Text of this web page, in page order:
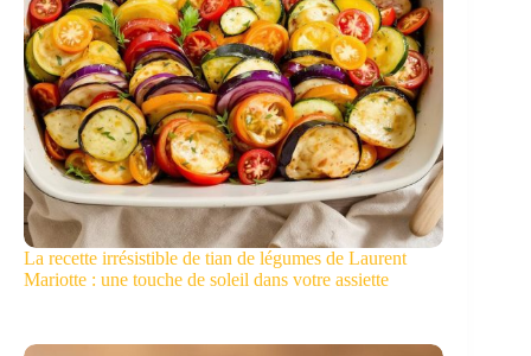
La recette irrésistible de tian de légumes de Laurent
Mariotte : une touche de soleil dans votre assiette